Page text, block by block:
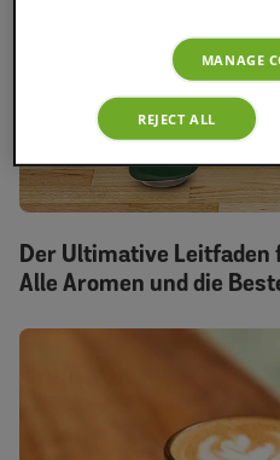
Der Ultimative Leitfaden
Alle Aromen und die
MANAGE
REJECT ALL